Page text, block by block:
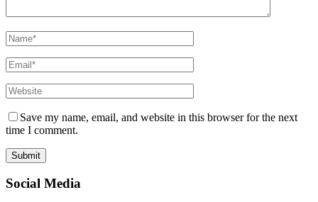
Save my name, email, and website in this browser for the next
time I comment.
Social Media